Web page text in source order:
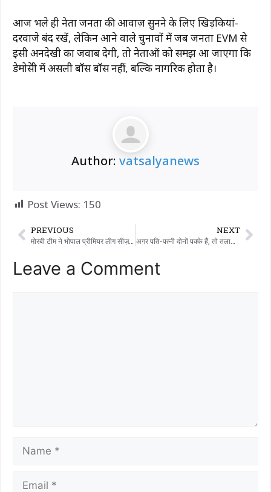
आज भले ही नेता जनता की आवाज़ सुनने के लिए खिड़कियां-
दरवाजे बंद रखें, लेकिन आने वाले चुनावों में जब जनता EVM से
इसी अनदेखी का जवाब देगी, तो नेताओं को समझ आ जाएगा कि
डेमोक्रेसी में असली बॉस बॉस नहीं, बल्कि नागरिक होता है।
Author: vatsalyanews
Post Views: 150
PREVIOUS
मोरबी टीम ने भोपाल प्रीमियर लीग सीज़न 3 का खिताब जीता।
NEXT
अगर पति-पत्नी दोनों पक्के हैं, तो तलाक के लिए 6 महीने का कूलिंग पीरियड ज़रूरी नहीं: गुजरात हाई कोर्ट
Leave a Comment